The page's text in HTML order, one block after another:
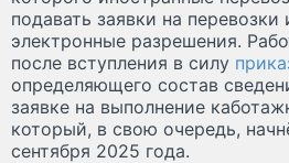
подавать заявки на перевозки
электронные разрешения.
после вступления в силу
определяющего состав
заявке на выполнение
который, в свою очередь,
сентября 2025 года.